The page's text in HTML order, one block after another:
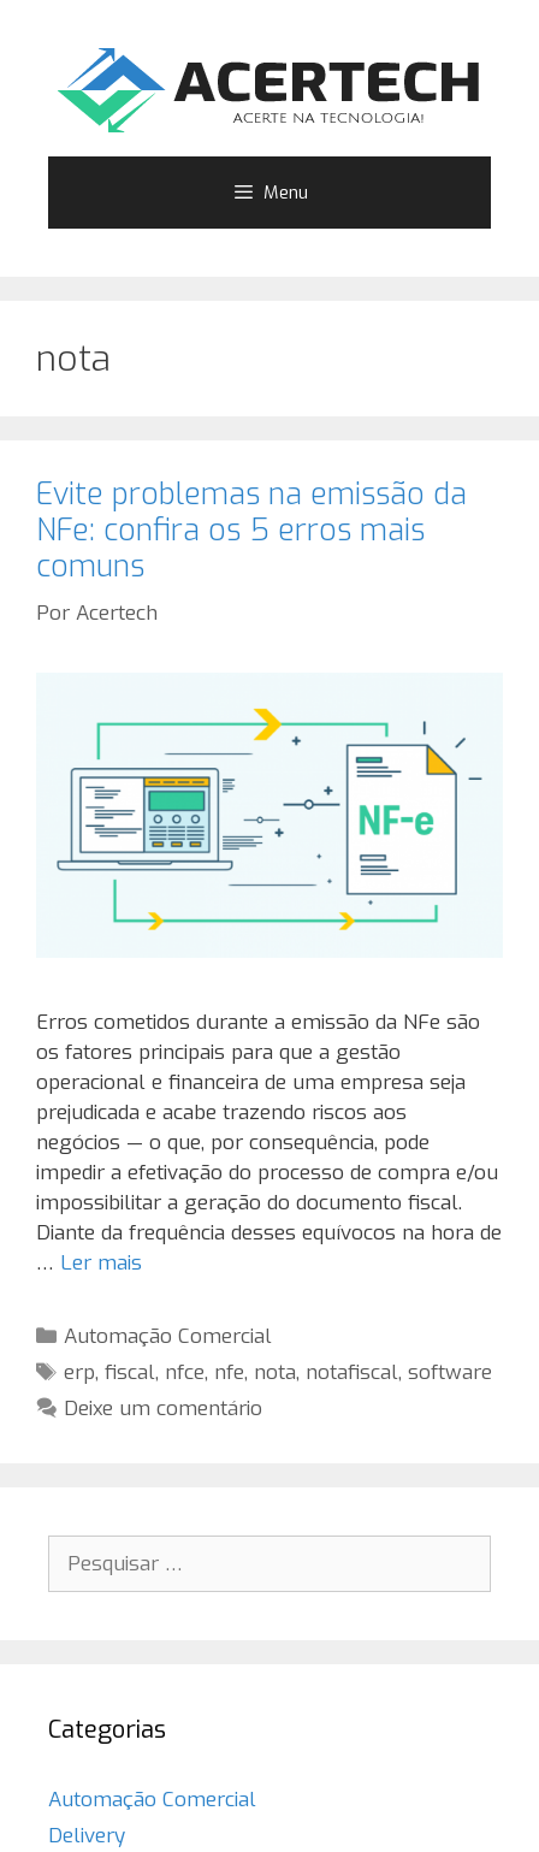
conteúdo
Menu
nota
Evite problemas na emissão da
NFe​: confira os 5 erros mais
comuns
Por Acertech
Erros cometidos durante a emissão da NFe são
os fatores principais para que a gestão
operacional e financeira de uma empresa seja
prejudicada e acabe trazendo riscos aos
negócios — o que, por consequência, pode
impedir a efetivação do processo de compra e/ou
impossibilitar a geração do documento fiscal.
Diante da frequência desses equívocos na hora de
… Ler mais
Categorias
Automação Comercial
Tags
erp,fiscal, nfce, nfe, nota, notafiscal,software
Deixe um comentário
por:
Categorias
Automação Comercial
Delivery